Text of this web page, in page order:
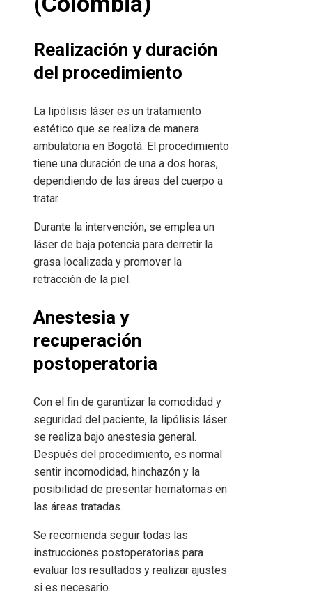
Realización y duración
del procedimiento
La lipólisis láser es un tratamiento
estético que se realiza de manera
ambulatoria en Bogotá. El procedimiento
tiene una duración de una a dos horas,
dependiendo de las áreas del cuerpo a
tratar.
Durante la intervención, se emplea un
láser de baja potencia para derretir la
grasa localizada y promover la
retracción de la piel.
Anestesia y
recuperación
postoperatoria
Con el fin de garantizar la comodidad y
seguridad del paciente, la lipólisis láser
se realiza bajo anestesia general.
Después del procedimiento, es normal
sentir incomodidad, hinchazón y la
posibilidad de presentar hematomas en
las áreas tratadas.
Se recomienda seguir todas las
instrucciones postoperatorias para
evaluar los resultados y realizar ajustes
si es necesario.